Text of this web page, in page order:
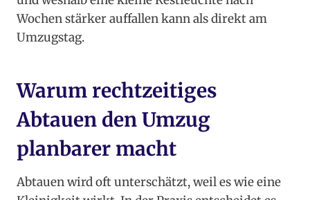
Wochen stärker auffallen kann als direkt am
Umzugstag.
Warum rechtzeitiges
Abtauen den Umzug
planbarer macht
Abtauen wird oft unterschätzt, weil es wie eine